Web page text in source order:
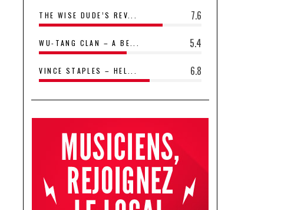
7.6
THE WISE DUDE’S REV...
5.4
WU-TANG CLAN – A BE...
6.8
VINCE STAPLES – HEL...